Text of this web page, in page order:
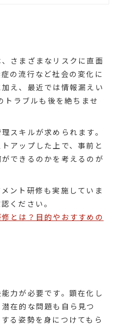
さまざまなリスクに直面
の流行など社会の変化に
え、最近では情報漏えい
ラブルも後を絶ちませ
スキルが求められます。
アップした上で、事前と
できるのかを考えるのが
ント研修も実施していま
ください。
とは？目的やおすすめの
力が必要です。顕在化し
在的な問題も自ら見つ
る姿勢を身につけてもら